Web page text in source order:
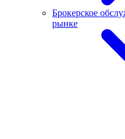
Брокерское
рынке